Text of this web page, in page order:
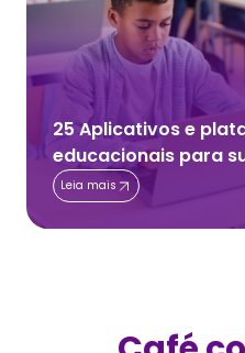
25 Aplicativos e
educacionais para
Leia mais